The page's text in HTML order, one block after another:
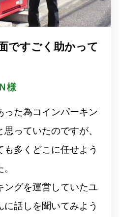
ですごく助かって
様
った為コインパーキン
っていたのですが、
多くどこに任せよう
ングを運営していたユ
に話しを聞いてみよう